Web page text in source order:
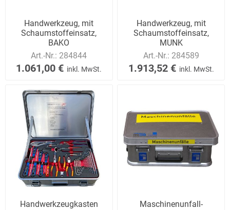
Handwerkzeug, mit
Schaumstoffeinsatz,
BAKO
Art.-Nr.: 284844
1.061,00 € inkl. MwSt.
Handwerkzeug, mit
Schaumstoffeinsatz,
MUNK
Art.-Nr.: 284589
1.913,52 € inkl. MwSt.
Handwerkzeugkasten
Maschinenunfall-